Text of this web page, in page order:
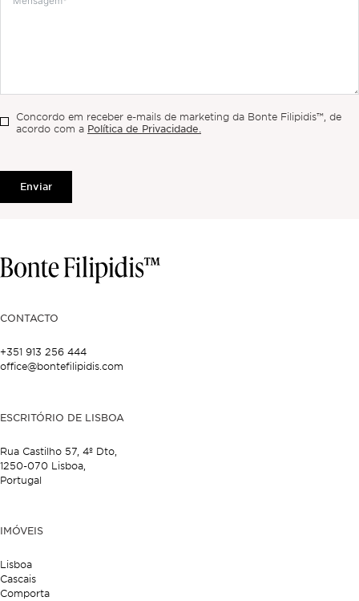
Concordo em receber e-mails de marketing da Bonte Filipidis™, de
acordo com a Política de Privacidade.
Enviar
CONTACTO
+351 913 256 444
office@bontefilipidis.com
ESCRITÓRIO DE LISBOA
Rua Castilho 57, 4º Dto,
1250-070 Lisboa,
Portugal
IMÓVEIS
Lisboa
Cascais
Comporta